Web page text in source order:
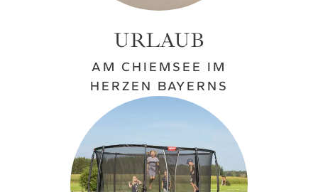
URLAUB
AM CHIEMSEE IM
HERZEN BAYERNS